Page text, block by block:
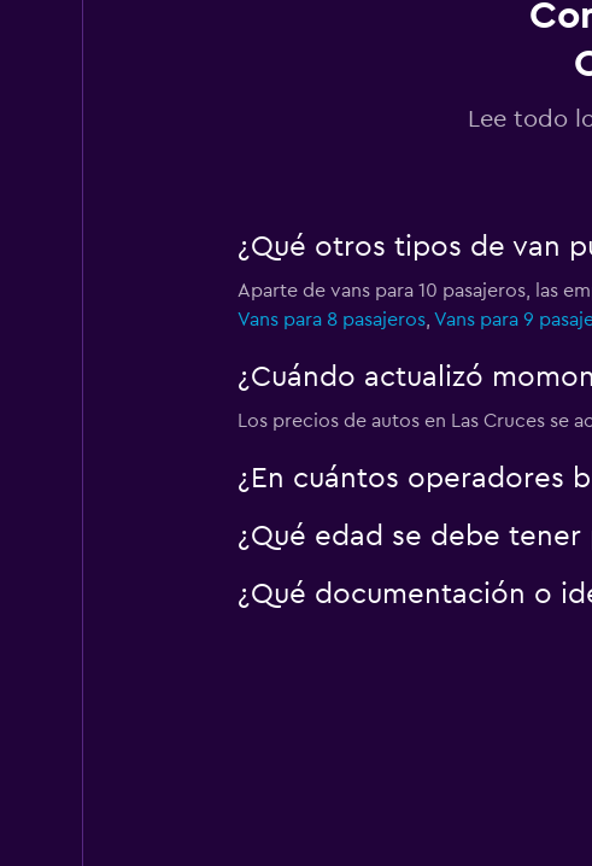
Lee todo
¿Qué otros tipos de van
Aparte de vans para 10 pasajeros, las
Vans para 8 pasajeros, Vans para 9
¿Cuándo actualizó
Los precios de autos en Las Cruces se
¿En cuántos operadores
¿Qué edad se debe tener
¿Qué documentación o